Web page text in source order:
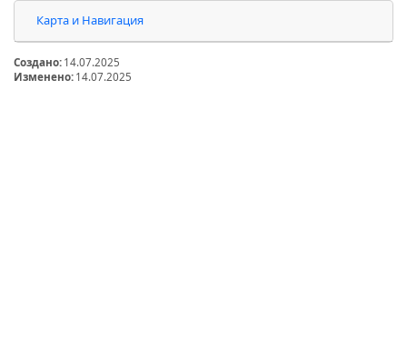
Карта и Навигация
Создано:14.07.2025
Изменено:14.07.2025